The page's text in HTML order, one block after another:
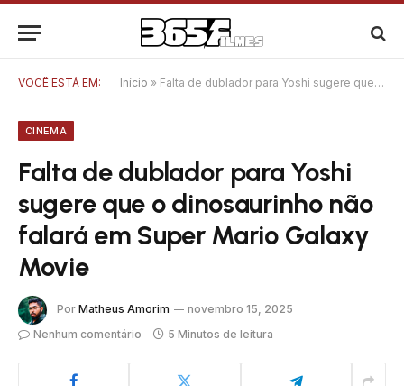
VOCÊ ESTÁ EM: Início » Falta de dublador para Yoshi sugere que o dinosaurinho não falará em Super Mario Galaxy Movie
CINEMA
Falta de dublador para Yoshi
sugere que o dinosaurinho não
falará em Super Mario Galaxy
Movie
Por Matheus Amorim
novembro 15, 2025
Nenhum comentário
5 Minutos de leitura